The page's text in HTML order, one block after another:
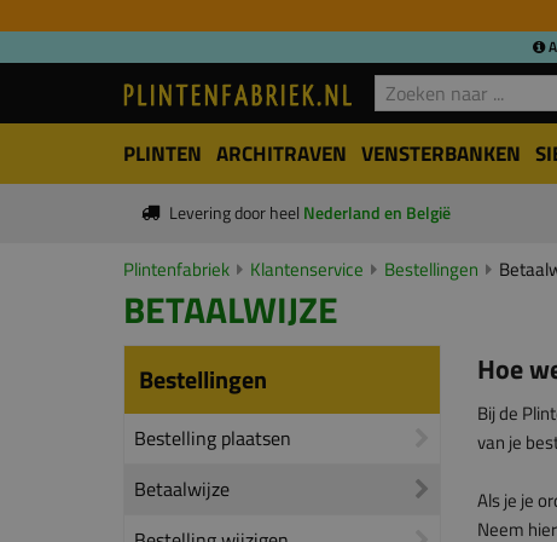
PLINTEN ARCHITRAVEN VENSTERBANKEN
Levering door heel Nederland en België
Plintenfabriek Klantenservice Bestellingen
BETAALWIJZE
Bestellingen
Bestelling plaatsen
Betaalwijze
Hoe
Bij de
van je
Als je je
Neem